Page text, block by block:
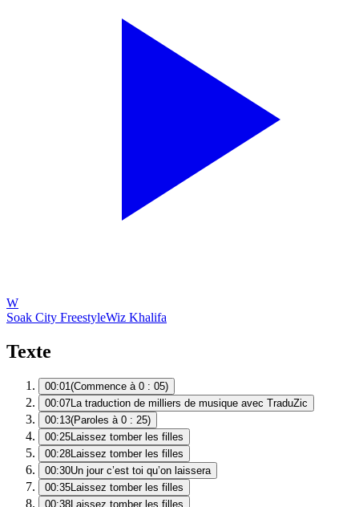
W
Soak City FreestyleWiz Khalifa
Texte
00:01(Commence à 0 : 05)
00:07La traduction de milliers de musique avec TraduZic
00:13(Paroles à 0 : 25)
00:25Laissez tomber les filles
00:28Laissez tomber les filles
00:30Un jour c’est toi qu’on laissera
00:35Laissez tomber les filles
00:38 Laissez tomber les filles